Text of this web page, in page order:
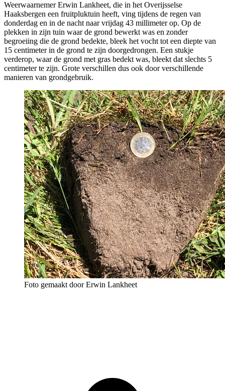
Weerwaarnemer Erwin Lankheet, die in het Overijsselse
Haaksbergen een fruitpluktuin heeft, ving tijdens de regen van
donderdag en in de nacht naar vrijdag 43 millimeter op. Op de
plekken in zijn tuin waar de grond bewerkt was en zonder
begroeiing die de grond bedekte, bleek het vocht tot een diepte van
15 centimeter in de grond te zijn doorgedrongen. Een stukje
verderop, waar de grond met gras bedekt was, bleekt dat slechts 5
centimeter te zijn. Grote verschillen dus ook door verschillende
manieren van grondgebruik.
Foto gemaakt door Erwin Lankheet